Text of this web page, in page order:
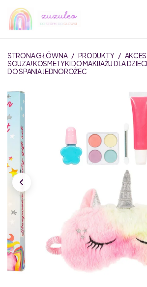
STRONA GŁÓWNA / PRODUKTY /
SOUZA! KOSMETYKI DO MAKIJAŻU DLA
DO SPANIA JEDNOROŻEC